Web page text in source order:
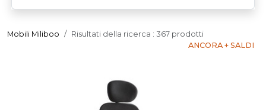
Mobili Miliboo
Risultati della ricerca : 367 prodotti
ANCORA + SALDI